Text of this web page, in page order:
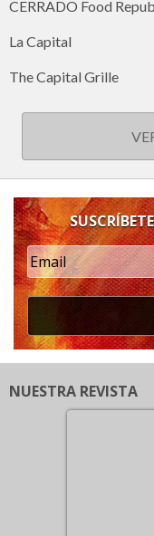
CERRADO Food
La Capital
The Capital Grille
NUESTRA REVISTA